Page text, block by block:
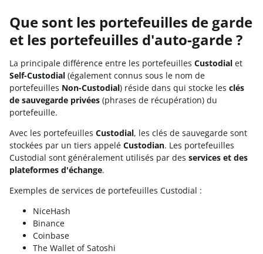
Que sont les portefeuilles de garde
et les portefeuilles d'auto-garde ?
La principale différence entre les portefeuilles Custodial et
Self-Custodial (également connus sous le nom de
portefeuilles Non-Custodial) réside dans qui stocke les clés
de sauvegarde privées (phrases de récupération) du
portefeuille.
Avec les portefeuilles Custodial, les clés de sauvegarde sont
stockées par un tiers appelé Custodian. Les portefeuilles
Custodial sont généralement utilisés par des services et des
plateformes d'échange.
Exemples de services de portefeuilles Custodial :
NiceHash
Binance
Coinbase
The Wallet of Satoshi